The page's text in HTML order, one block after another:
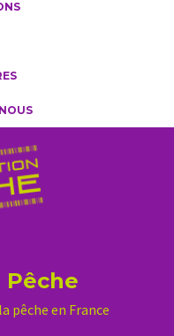
Pêche
pêche en France